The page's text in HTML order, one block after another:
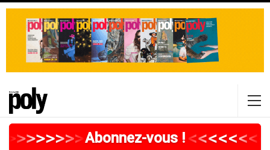
>>>>>>>>>>>>>>>>>
Abonnez-vous ! <<<<<<<